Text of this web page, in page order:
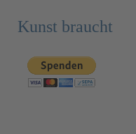
Kunst braucht